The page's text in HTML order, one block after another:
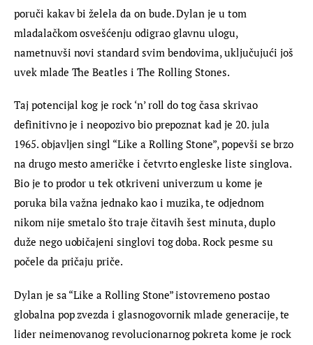
poruči kakav bi želela da on bude. Dylan je u tom
mladalačkom osvešćenju odigrao glavnu ulogu,
nametnuvši novi standard svim bendovima, uključujući još
uvek mlade The Beatles i The Rolling Stones.
Taj potencijal kog je rock ‘n’ roll do tog časa skrivao
definitivno je i neopozivo bio prepoznat kad je 20. jula
1965. objavljen singl “Like a Rolling Stone”, popevši se brzo
na drugo mesto američke i četvrto engleske liste singlova.
Bio je to prodor u tek otkriveni univerzum u kome je
poruka bila važna jednako kao i muzika, te odjednom
nikom nije smetalo što traje čitavih šest minuta, duplo
duže nego uobičajeni singlovi tog doba. Rock pesme su
počele da pričaju priče.
Dylan je sa “Like a Rolling Stone” istovremeno postao
globalna pop zvezda i glasnogovornik mlade generacije, te
lider neimenovanog revolucionarnog pokreta kome je rock